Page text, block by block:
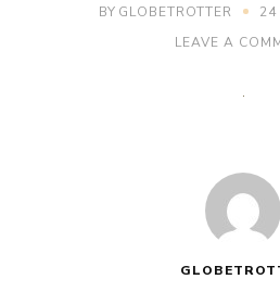
BY GLOBETROTTER
24
LEAVE A